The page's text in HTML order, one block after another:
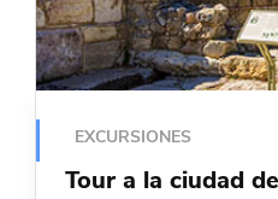
EXCURSIONES
Tour a la ciudad